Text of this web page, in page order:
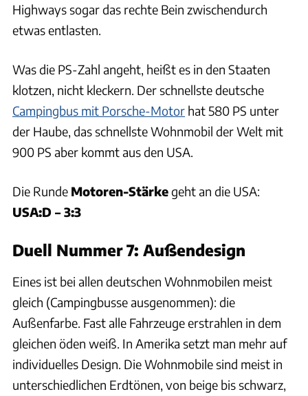
Highways sogar das rechte Bein zwischendurch
etwas entlasten.
Was die PS-Zahl angeht, heißt es in den Staaten
klotzen, nicht kleckern. Der schnellste deutsche
Campingbus mit Porsche-Motor hat 580 PS unter
der Haube, das schnellste Wohnmobil der Welt mit
900 PS aber kommt aus den USA.
Die Runde Motoren-Stärkegeht an die USA:
USA:D – 3:3
Duell Nummer 7: Außendesign
Eines ist bei allen deutschen Wohnmobilen meist
gleich (Campingbusse ausgenommen): die
Außenfarbe. Fast alle Fahrzeuge erstrahlen in dem
gleichen öden weiß. In Amerika setzt man mehr auf
individuelles Design. Die Wohnmobile sind meist in
unterschiedlichen Erdtönen, von beige bis schwarz,